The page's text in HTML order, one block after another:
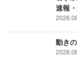
速報
動き